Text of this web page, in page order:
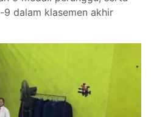
dalam klasemen akhir